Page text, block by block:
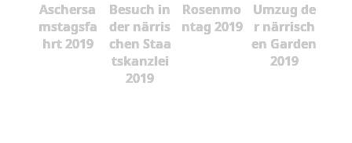
Aschersa
mstagsfa
hrt 2019
Besuch in
der närris
chen Staa
tskanzlei
2019
Rosenmo
ntag 2019
Umzug de
r närrisch
en Garden
2019